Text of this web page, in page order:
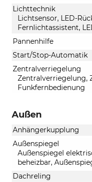
Lichttechnik
Lichtsensor, LED-
Fernlichtassistent,
Pannenhilfe
Start/Stop-Automatik
Zentralverriegelung
Zentralverriegelung,
Funkfernbedienung
Außen
Anhängerkupplung
Außenspiegel
Außenspiegel
beheizbar,
Dachreling